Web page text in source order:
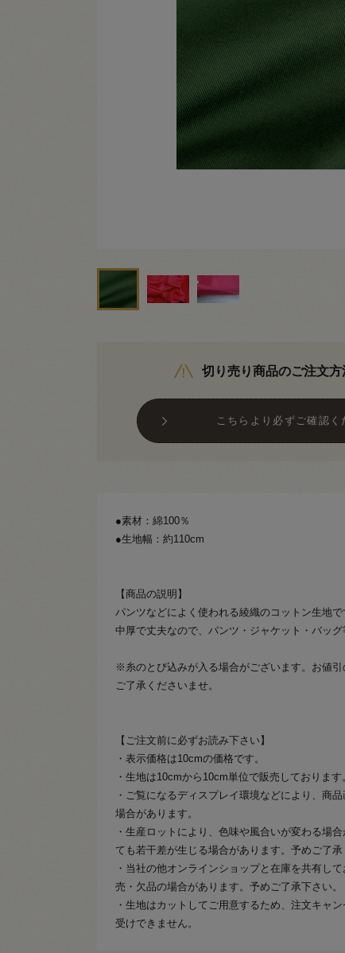
切り売り商品のご注文
こちらより必ずご確認く
●素材：綿100％
●生地幅：約110cm
【商品の説明】
パンツなどによく使われる綾織のコットン生地で
中厚で丈夫なので、パンツ・ジャケット・バッグ
※糸のとび込みが入る場合がございます。お値引
ご了承くださいませ。
【ご注文前に必ずお読み下さい】
・表示価格は10cmの価格です。
・生地は10cmから10cm単位で販売しております
・ご覧になるディスプレイ環境などにより、商
場合があります。
・生産ロットにより、色味や風合いが変わる場
ても若干差が生じる場合があります。予めご了承
・当社の他オンラインショップと在庫を共有し
売・欠品の場合があります。予めご了承下さい。
・生地はカットしてご用意するため、注文キャ
受けできません。